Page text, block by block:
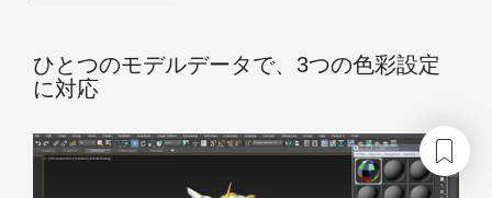
ひとつのモデルデータで、3つの色彩設定
に対応